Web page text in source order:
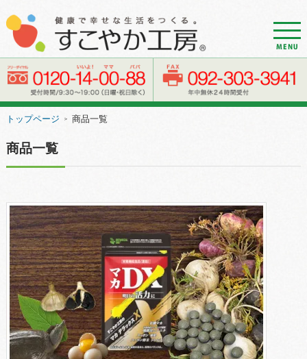
d
r
o
w
e
a
トップページ ＞ 商品一覧
商品一覧